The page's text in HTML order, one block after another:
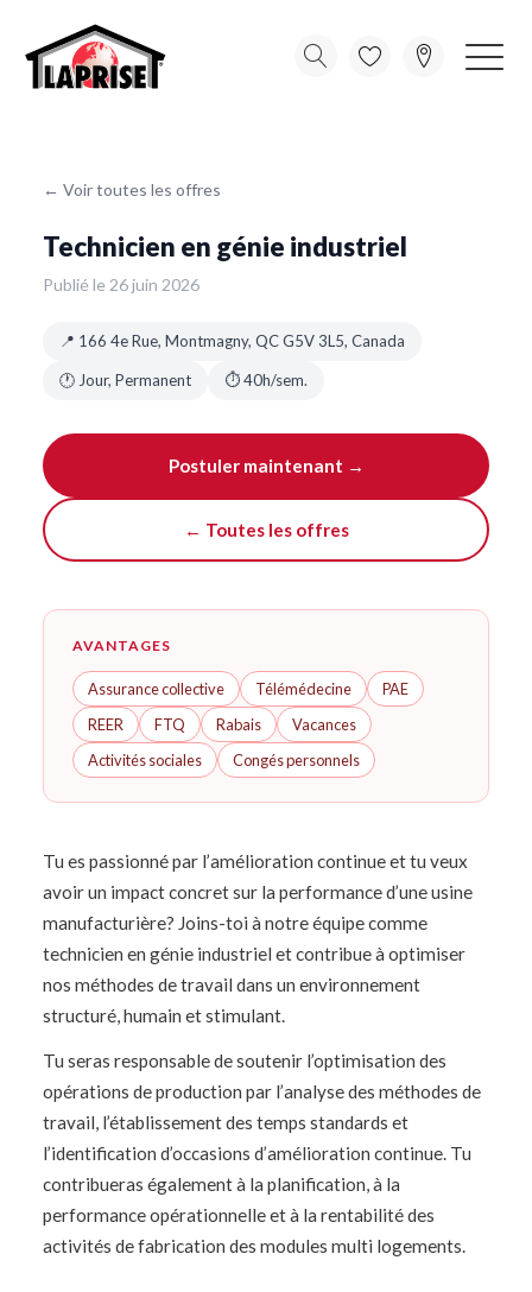
← Voir toutes les offres
Technicien en génie industriel
Publié le 26 juin 2026
📍 166 4e Rue, Montmagny, QC G5V 3L5, Canada
🕐 Jour, Permanent ⏱ 40h/sem.
Postuler maintenant →
← Toutes les offres
AVANTAGES
Assurance collective Télémédecine
PAE
REER
FTQ Rabais
Vacances
Activités sociales
Congés personnels
Tu es passionné par l’amélioration continue et tu veux
avoir un impact concret sur la performance d’une usine
manufacturière? Joins-toi à notre équipe comme
technicien en génie industriel et contribue à optimiser
nos méthodes de travail dans un environnement
structuré, humain et stimulant.
Tu seras responsable de soutenir l’optimisation des
opérations de production par l’analyse des méthodes de
travail, l’établissement des temps standards et
l’identification d’occasions d’amélioration continue. Tu
contribueras également à la planification, à la
performance opérationnelle et à la rentabilité des
activités de fabrication des modules multi logements.